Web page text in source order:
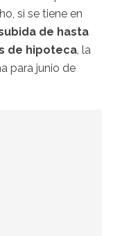
si se tiene en
de hasta
de hipoteca, la
para junio de